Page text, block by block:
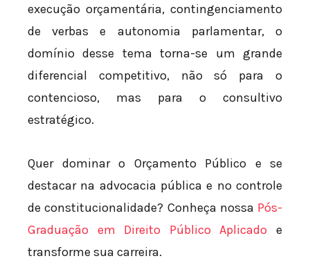
execução orçamentária, contingenciamento
de verbas e autonomia parlamentar, o
domínio desse tema torna-se um grande
diferencial competitivo, não só para o
contencioso, mas para o consultivo
estratégico.
Quer dominar o Orçamento Público e se
destacar na advocacia pública e no controle
de constitucionalidade? Conheça nossa Pós-
Graduação em Direito Público Aplicado e
transforme sua carreira.